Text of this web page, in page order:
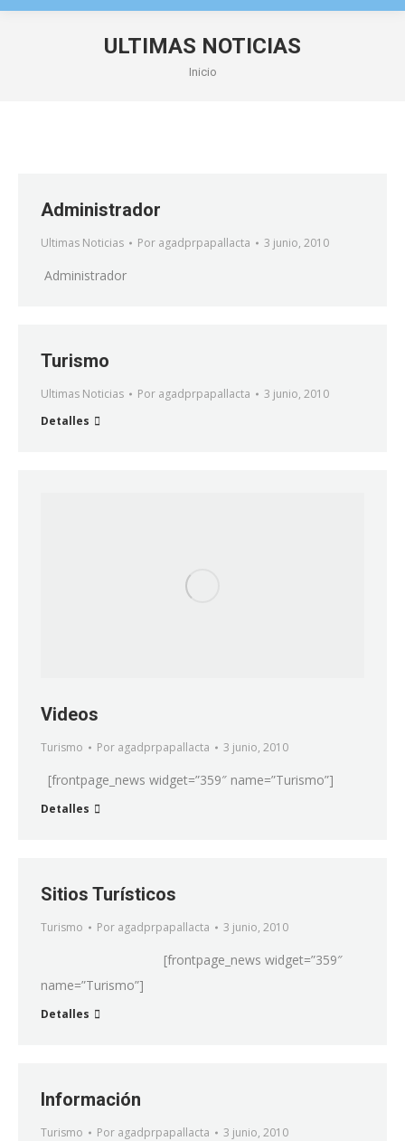
ULTIMAS NOTICIAS
Estás aquí:
Inicio
Administrador
Ultimas Noticias Por agadprpapallacta 3 junio, 2010
Administrador
Turismo
Ultimas Noticias Por agadprpapallacta
3 junio, 2010
Detalles
Videos
Turismo Por agadprpapallacta 3 junio, 2010
[frontpage_news widget=”359″ name=”Turismo”]
Detalles
Sitios Turísticos
Turismo Por agadprpapallacta 3 junio, 2010
[frontpage_news widget=”359″
name=”Turismo”]
Detalles
Información
Turismo Por agadprpapallacta 3 junio, 2010